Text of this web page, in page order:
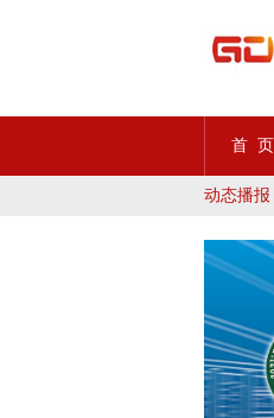
首 页
动态播报